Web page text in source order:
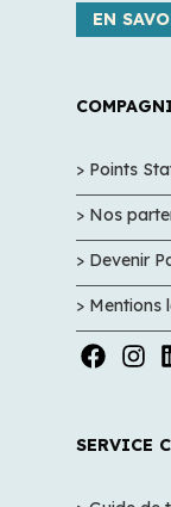
EN
> Points
> Nos
> Devenir
> Mentions
SERVICE